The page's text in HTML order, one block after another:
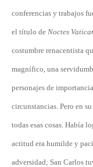
conferencias y trabajos
el título de Noctes
costumbre renacentista
magnífico, una
personajes de
circunstancias. Pero en
todas esas cosas. Había
actitud era humilde y
adversidad; San Carlos